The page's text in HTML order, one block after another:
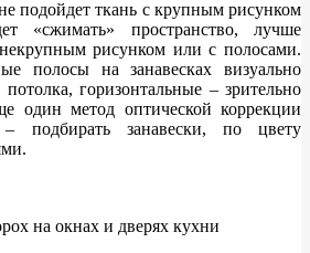
подойдет ткань с крупным рисунком
«сжимать» пространство, лучше
рисунком или с полосами.
полосы на занавесках визуально
горизонтальные – зрительно
один метод оптической коррекции
– подбирать занавески, по цвету
на окнах и дверях кухни